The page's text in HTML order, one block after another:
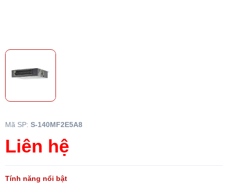
Mã SP: S-140MF2E5A8
Liên hệ
Tính năng nổi bật